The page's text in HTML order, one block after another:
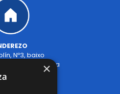
Nº3, baixo
de Compostela
×